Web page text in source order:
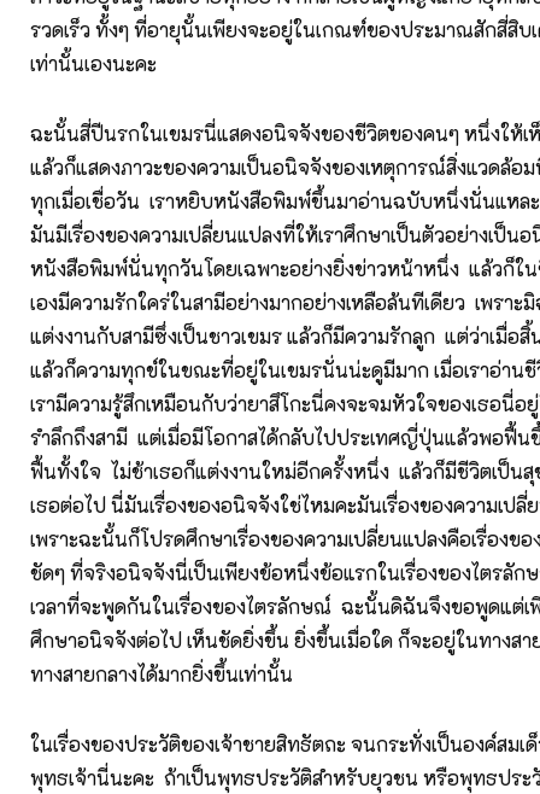
รวดเร็ว ทั้งๆ ที่อายุนั้นเพียงจะอยู่ในเกณฑ์ของประมาณสักสี่สิ
เท่านั้นเองนะคะ
ฉะนั้นสี่ปีนรกในเขมรนี่แสดงอนิจจังของชีวิตของคนๆ หนึ่งให้เ
แล้วก็แสดงภาวะของความเป็นอนิจจังของเหตุการณ์สิ่งแวดล้อ
ทุกเมื่อเชื่อวัน เราหยิบหนังสือพิมพ์ขึ้นมาอ่านฉบับหนึ่งนั่นแหล
มันมีเรื่องของความเปลี่ยนแปลงที่ให้เราศึกษาเป็นตัวอย่างเป็น
หนังสือพิมพ์นั่นทุกวันโดยเฉพาะอย่างยิ่งข่าวหน้าหนึ่ง แล้วก็ใน
เองมีความรักใคร่ในสามีอย่างมากอย่างเหลือล้นทีเดียว เพราะ
แต่งงานกับสามีซึ่งเป็นชาวเขมร แล้วก็มีความรักลูก แต่ว่าเมื่อสิ้
แล้วก็ความทุกข์ในขณะที่อยู่ในเขมรนั่นน่ะดูมีมาก เมื่อเราอ่านชี
เรามีความรู้สึกเหมือนกับว่ายาสึโกะนี่คงจะจมหัวใจของเธอนี่อ
รำลึกถึงสามี แต่เมื่อมีโอกาสได้กลับไปประเทศญี่ปุ่นแล้วพอฟื้
ฟื้นทั้งใจ ไม่ช้าเธอก็แต่งงานใหม่อีกครั้งหนึ่ง แล้วก็มีชีวิตเป็น
เธอต่อไป นี่มันเรื่องของอนิจจังใช่ไหมคะมันเรื่องของความเปลี่
เพราะฉะนั้นก็โปรดศึกษาเรื่องของความเปลี่ยนแปลงคือเรื่องข
ชัดๆ ที่จริงอนิจจังนี่เป็นเพียงข้อหนึ่งข้อแรกในเรื่องของไตรลัก
เวลาที่จะพูดกันในเรื่องของไตรลักษณ์ ฉะนั้นดิฉันจึงขอพูดแต่เ
ศึกษาอนิจจังต่อไป เห็นชัดยิ่งขึ้น ยิ่งขึ้นเมื่อใด ก็จะอยู่ในทางสา
ทางสายกลางได้มากยิ่งขึ้นเท่านั้น
ในเรื่องของประวัติของเจ้าชายสิทธัตถะ จนกระทั่งเป็นองค์สมเ
พุทธเจ้านี่นะคะ ถ้าเป็นพุทธประวัติสำหรับยุวชน หรือพุทธประ